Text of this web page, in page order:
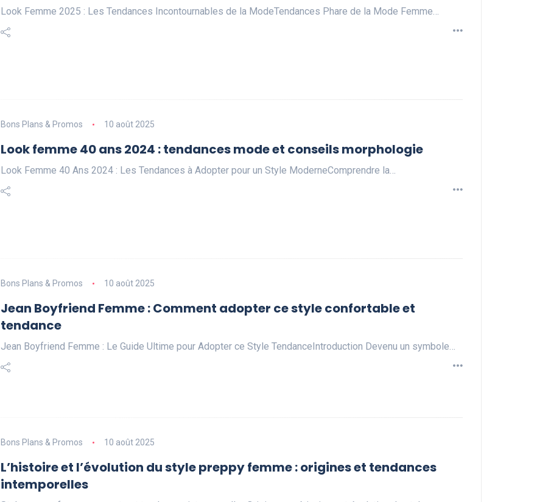
Look Femme 2025 : Les Tendances Incontournables de la ModeTendances Phare de la Mode Femme…
Bons Plans & Promos 10 août 2025
Look femme 40 ans 2024 : tendances mode et conseils morphologie
Look Femme 40 Ans 2024 : Les Tendances à Adopter pour un Style ModerneComprendre la…
Bons Plans & Promos 10 août 2025
Jean Boyfriend Femme : Comment adopter ce style confortable et
tendance
Jean Boyfriend Femme : Le Guide Ultime pour Adopter ce Style TendanceIntroduction Devenu un symbole…
Bons Plans & Promos 10 août 2025
L’histoire et l’évolution du style preppy femme : origines et tendances
intemporelles